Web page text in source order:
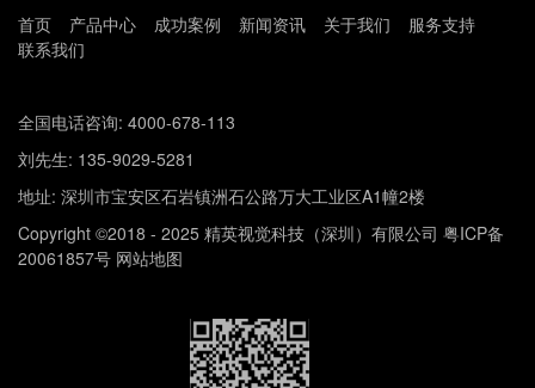
首页 产品中心 成功案例 新闻资讯 关于我们
服务支持
联系我们
全国电话咨询: 4000-678-113
刘先生: 135-9029-5281
地址: 深圳市宝安区石岩镇洲石公路万大工业区A1幢2楼
Copyright ©2018 - 2025 精英视觉科技（深圳）有限公司 粤ICP备
20061857号 网站地图